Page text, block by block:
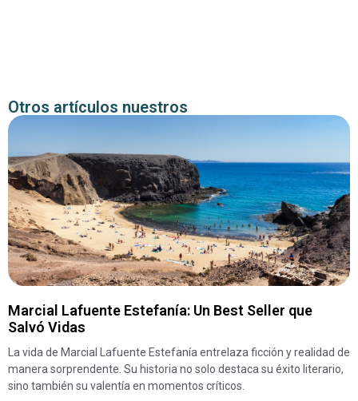
Otros artículos nuestros
Marcial Lafuente Estefanía: Un Best Seller que
Salvó Vidas
La vida de Marcial Lafuente Estefanía entrelaza ficción y realidad de
manera sorprendente. Su historia no solo destaca su éxito literario,
sino también su valentía en momentos críticos.